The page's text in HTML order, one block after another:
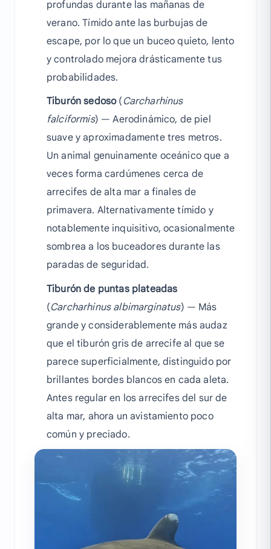
profundas durante las mañanas de
verano. Tímido ante las burbujas de
escape, por lo que un buceo quieto, lento
y controlado mejora drásticamente tus
probabilidades.
Tiburón sedoso( Carcharhinus
falciformis) — Aerodinámico, de piel
suave y aproximadamente tres metros.
Un animal genuinamente oceánico que a
veces forma cardúmenes cerca de
arrecifes de alta mar a finales de
primavera. Alternativamente tímido y
notablemente inquisitivo, ocasionalmente
sombrea a los buceadores durante las
paradas de seguridad.
Tiburón de puntas plateadas
(Carcharhinus albimarginatus) — Más
grande y considerablemente más audaz
que el tiburón gris de arrecife al que se
parece superficialmente, distinguido por
brillantes bordes blancos en cada aleta.
Antes regular en los arrecifes del sur de
alta mar, ahora un avistamiento poco
común y preciado.